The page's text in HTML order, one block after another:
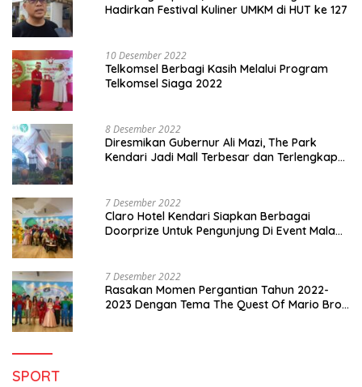
Hadirkan Festival Kuliner UMKM di HUT ke 127
10 Desember 2022
Telkomsel Berbagi Kasih Melalui Program
Telkomsel Siaga 2022
8 Desember 2022
Diresmikan Gubernur Ali Mazi, The Park
Kendari Jadi Mall Terbesar dan Terlengkap
7 Desember 2022
Claro Hotel Kendari Siapkan Berbagai
Doorprize Untuk Pengunjung Di Event Malam
7 Desember 2022
Rasakan Momen Pergantian Tahun 2022-
2023 Dengan Tema The Quest Of Mario Bros
SPORT